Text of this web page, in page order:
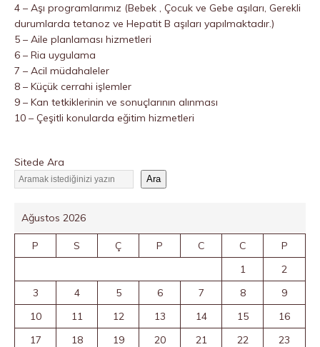
4 – Aşı programlarımız (Bebek , Çocuk ve Gebe aşıları, Gerekli
durumlarda tetanoz ve Hepatit B aşıları yapılmaktadır.)
5 – Aile planlaması hizmetleri
6 – Ria uygulama
7 – Acil müdahaleler
8 – Küçük cerrahi işlemler
9 – Kan tetkiklerinin ve sonuçlarının alınması
10 – Çeşitli konularda eğitim hizmetleri
Sitede Ara
Ara
Ağustos 2026
P S Ç P C C
P
1
2
3
4 5 6 7 8
9
10
11 12 13 14 15
16
17
18 19 20 21 22
23